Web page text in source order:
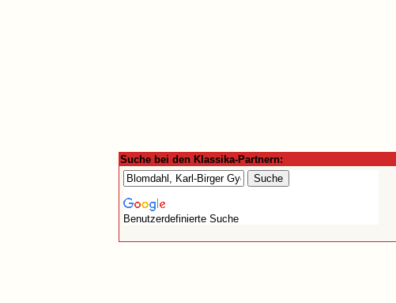
Suche bei den Klassika-Partnern:
Benutzerdefinierte Suche